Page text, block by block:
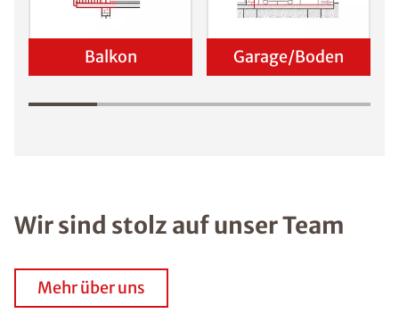
Balkon Garage/Boden
Wir sind stolz auf unser Team
Mehr über uns